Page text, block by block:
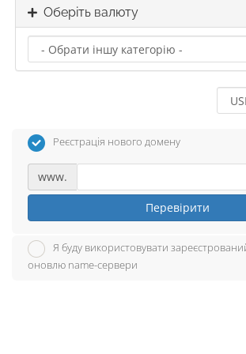
Оберіть валюту
Реєстрація нового домену
www.
Перевірити
Я буду використовувати
оновлю name-сервери